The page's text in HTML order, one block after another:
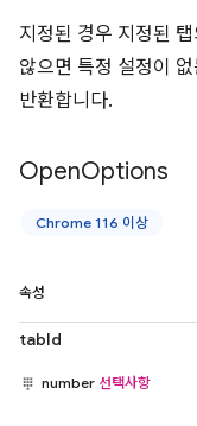
지정된 경우 지정된
않으면 특정 설정이
반환합니다.
OpenOptions
Chrome 116 이상
속성
tabId
number 선택사항